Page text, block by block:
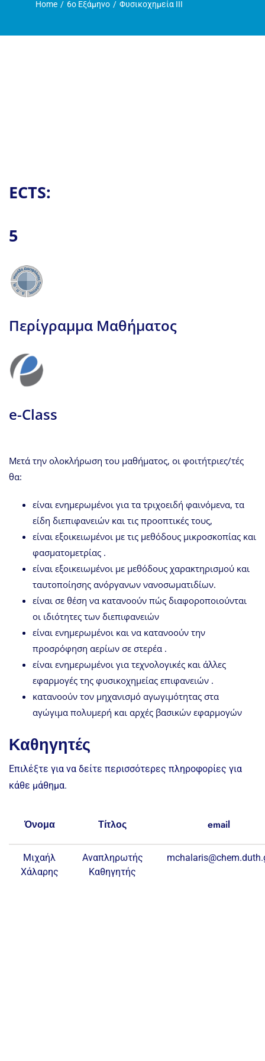
Η ζωή στο Τμήμα
Home 6ο Εξάμηνο Φυσικοχημεία ΙΙΙ
ECTS:
5
Περίγραμμα Μαθήματος
e-Class
Μετά την ολοκλήρωση του μαθήματος, οι φοιτήτριες/τές
θα:
είναι ενημερωμένοι για τα τριχοειδή φαινόμενα, τα
είδη διεπιφανειών και τις προοπτικές τους,
είναι εξοικειωμένοι με τις μεθόδους μικροσκοπίας και
φασματομετρίας .
είναι εξοικειωμένοι με μεθόδους χαρακτηρισμού και
ταυτοποίησης ανόργανων νανοσωματιδίων.
είναι σε θέση να κατανοούν πώς διαφοροποιούνται
οι ιδιότητες των διεπιφανειών
είναι ενημερωμένοι και να κατανοούν την
προσρόφηση αερίων σε στερέα .
είναι ενημερωμένοι για τεχνολογικές και άλλες
εφαρμογές της φυσικοχημείας επιφανειών .
κατανοούν τον μηχανισμό αγωγιμότητας στα
αγώγιμα πολυμερή και αρχές βασικών εφαρμογών
Καθηγητές
Επιλέξτε για να δείτε περισσότερες πληροφορίες για
κάθε μάθημα.
Όνομα Τίτλος email
Μιχαήλ
Χάλαρης
Αναπληρωτής
Καθηγητής